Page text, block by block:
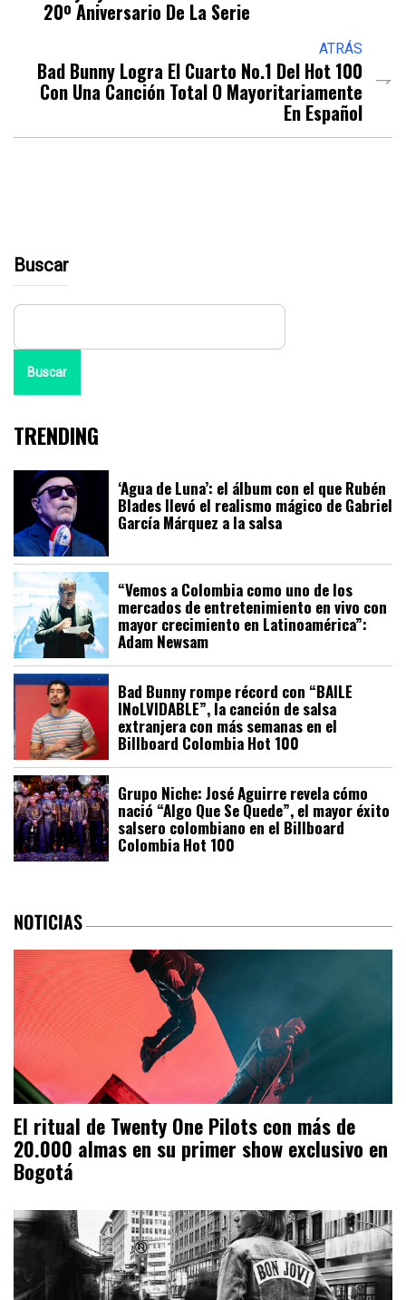
20º Aniversario De La Serie
ATRÁS
Bad Bunny Logra El Cuarto No.1 Del Hot 100
Con Una Canción Total O Mayoritariamente
En Español
Buscar
Buscar
TRENDING
‘Agua de Luna’: el álbum con el que Rubén
Blades llevó el realismo mágico de Gabriel
García Márquez a la salsa
“Vemos a Colombia como uno de los
mercados de entretenimiento en vivo con
mayor crecimiento en Latinoamérica”:
Adam Newsam
Bad Bunny rompe récord con “BAILE
INoLVIDABLE”, la canción de salsa
extranjera con más semanas en el
Billboard Colombia Hot 100
Grupo Niche: José Aguirre revela cómo
nació “Algo Que Se Quede”, el mayor éxito
salsero colombiano en el Billboard
Colombia Hot 100
NOTICIAS
El ritual de Twenty One Pilots con más de
20.000 almas en su primer show exclusivo en
Bogotá